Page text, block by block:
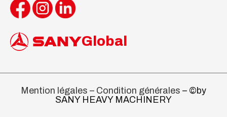
Global
Mention légales – Condition générales – ©by
SANY HEAVY MACHINERY